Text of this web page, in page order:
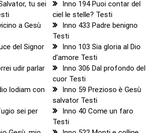
tu sei
Inno 194 Puoi contar del
ciel le stelle? Testi
a Gesù
Inno 433 Padre benigno
Testi
del Signor
Inno 103 Sia gloria al Dio
d’amore Testi
udir parlar
Inno 306 Dal profondo del
cuor Testi
lodiam con
Inno 59 Prezioso è Gesù
salvator Testi
sei per
Inno 40 Come un faro
Testi